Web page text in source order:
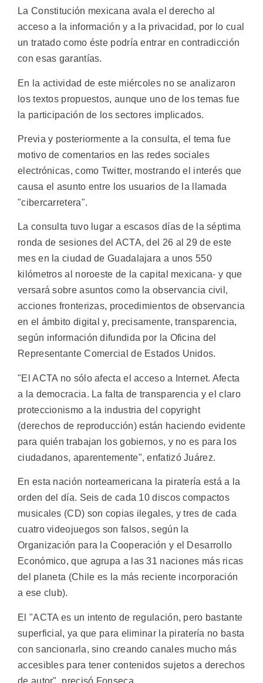
La Constitución mexicana avala el derecho al
acceso a la información y a la privacidad, por lo cual
un tratado como éste podría entrar en contradicción
con esas garantías.
En la actividad de este miércoles no se analizaron
los textos propuestos, aunque uno de los temas fue
la participación de los sectores implicados.
Previa y posteriormente a la consulta, el tema fue
motivo de comentarios en las redes sociales
electrónicas, como Twitter, mostrando el interés que
causa el asunto entre los usuarios de la llamada
"cibercarretera".
La consulta tuvo lugar a escasos días de la séptima
ronda de sesiones del ACTA, del 26 al 29 de este
mes en la ciudad de Guadalajara a unos 550
kilómetros al noroeste de la capital mexicana- y que
versará sobre asuntos como la observancia civil,
acciones fronterizas, procedimientos de observancia
en el ámbito digital y, precisamente, transparencia,
según información difundida por la Oficina del
Representante Comercial de Estados Unidos.
"El ACTA no sólo afecta el acceso a Internet. Afecta
a la democracia. La falta de transparencia y el claro
proteccionismo a la industria del copyright
(derechos de reproducción) están haciendo evidente
para quién trabajan los gobiernos, y no es para los
ciudadanos, aparentemente", enfatizó Juárez.
En esta nación norteamericana la piratería está a la
orden del día. Seis de cada 10 discos compactos
musicales (CD) son copias ilegales, y tres de cada
cuatro videojuegos son falsos, según la
Organización para la Cooperación y el Desarrollo
Económico, que agrupa a las 31 naciones más ricas
del planeta (Chile es la más reciente incorporación
a ese club).
El "ACTA es un intento de regulación, pero bastante
superficial, ya que para eliminar la piratería no basta
con sancionarla, sino creando canales mucho más
accesibles para tener contenidos sujetos a derechos
de autor", precisó Fonseca.